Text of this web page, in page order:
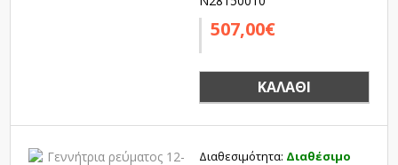
507,00€
ΚΑΛΆΘΙ
Διαθεσιμότητα: Διαθέσιμο